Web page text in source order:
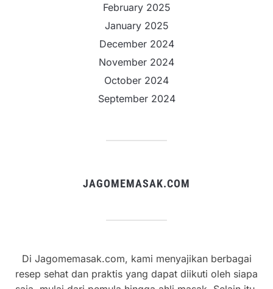
February 2025
January 2025
December 2024
November 2024
October 2024
September 2024
JAGOMEMASAK.COM
Di Jagomemasak.com, kami menyajikan berbagai
resep sehat dan praktis yang dapat diikuti oleh siapa